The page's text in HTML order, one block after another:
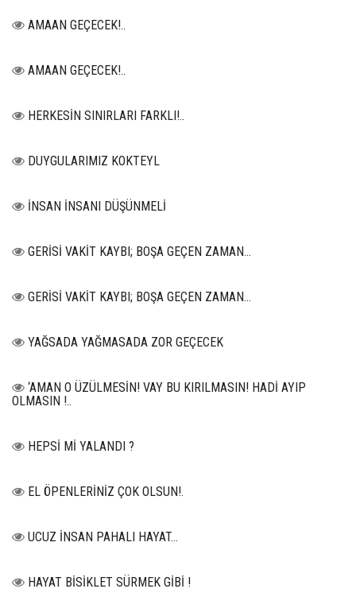
AMAAN GEÇECEK!..
AMAAN GEÇECEK!..
HERKESİN SINIRLARI FARKLI!..
DUYGULARIMIZ KOKTEYL
İNSAN İNSANI DÜŞÜNMELİ
GERİSİ VAKİT KAYBI; BOŞA GEÇEN ZAMAN...
GERİSİ VAKİT KAYBI; BOŞA GEÇEN ZAMAN...
YAĞSADA YAĞMASADA ZOR GEÇECEK
‘AMAN O ÜZÜLMESİN! VAY BU KIRILMASIN! HADİ AYIP
OLMASIN !..
HEPSİ Mİ YALANDI ?
EL ÖPENLERİNİZ ÇOK OLSUN!.
UCUZ İNSAN PAHALI HAYAT…
HAYAT BİSİKLET SÜRMEK GİBİ !